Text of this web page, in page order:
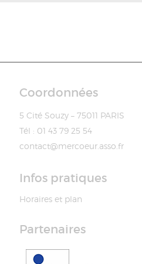
Coordonnées
5 Cité Souzy – 75011 PARIS
Tél : 01 43 79 25 54
contact@mercoeur.asso.fr
Infos pratiques
Horaires et plan
Partenaires